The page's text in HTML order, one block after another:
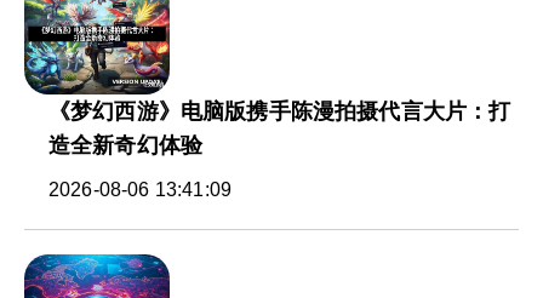
《梦幻西游》电脑版携手陈漫拍摄代言大片：打
造全新奇幻体验
2026-08-06 13:41:09